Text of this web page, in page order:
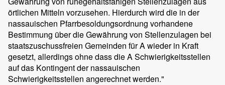
örtlichen Mitteln vorzusehen. Hierdurch wird die in der
nassauischen Pfarrbesoldungsordnung vorhandene
Bestimmung über die Gewährung von Stellenzulagen bei
staatszuschussfreien Gemeinden für A wieder in Kraft
gesetzt, allerdings ohne dass die A Schwierigkeitsstellen
auf das Kontingent der nassauischen
Schwierigkeitsstellen angerechnet werden."